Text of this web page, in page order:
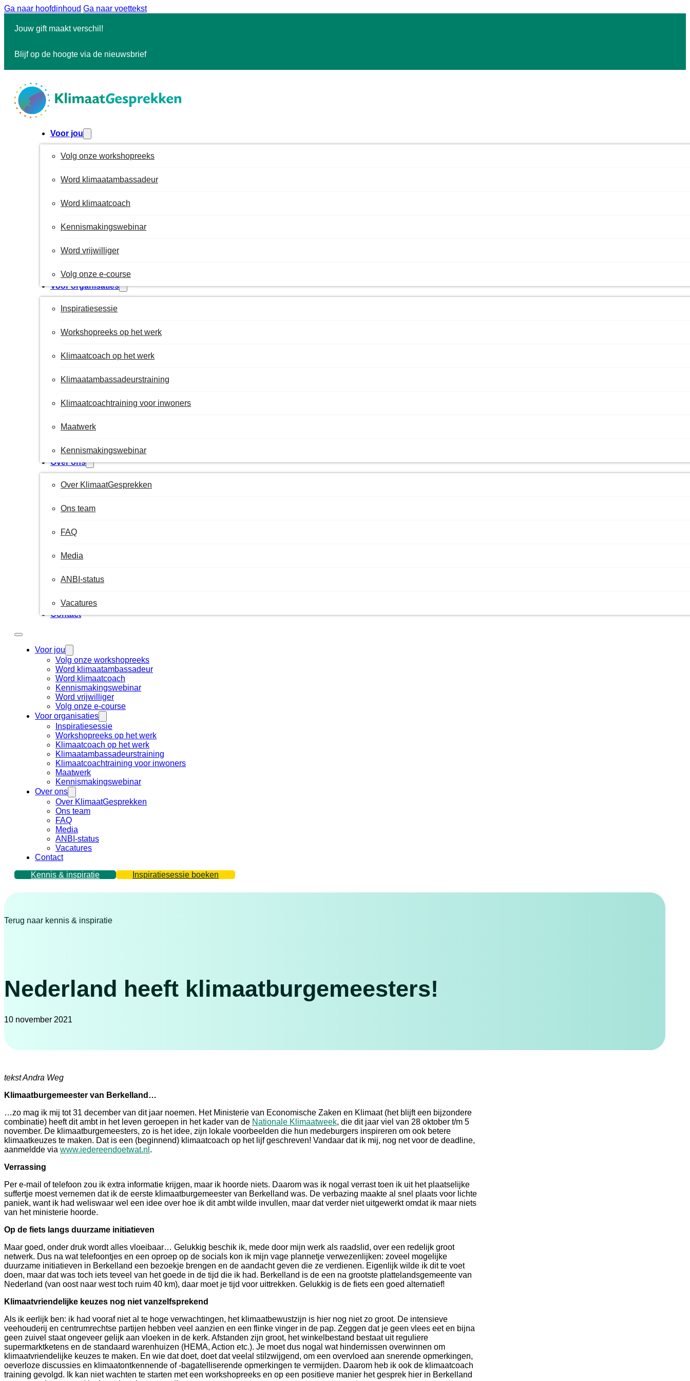
Ga naar hoofdinhoud Ga naar voettekst
Jouw gift maakt verschil!
Blijf op de hoogte via de nieuwsbrief
Voor jou
Volg onze workshopreeks
Word klimaatambassadeur
Word klimaatcoach
Kennismakingswebinar
Word vrijwilliger
Volg onze e-course
Voor organisaties
Inspiratiesessie
Workshopreeks op het werk
Klimaatcoach op het werk
Klimaatambassadeurstraining
Klimaatcoachtraining voor inwoners
Maatwerk
Kennismakingswebinar
Over ons
Over KlimaatGesprekken
Ons team
FAQ
Media
ANBI-status
Vacatures
Contact
Voor jou
Volg onze workshopreeks
Word klimaatambassadeur
Word klimaatcoach
Kennismakingswebinar
Word vrijwilliger
Volg onze e-course
Voor organisaties
Inspiratiesessie
Workshopreeks op het werk
Klimaatcoach op het werk
Klimaatambassadeurstraining
Klimaatcoachtraining voor inwoners
Maatwerk
Kennismakingswebinar
Over ons
Over KlimaatGesprekken
Ons team
FAQ
Media
ANBI-status
Vacatures
Contact
Kennis & inspiratie
Inspiratiesessie boeken
Terug naar kennis & inspiratie
Nederland heeft klimaatburgemeesters!
10 november 2021
tekst Andra Weg
Klimaatburgemeester van Berkelland…
…zo mag ik mij tot 31 december van dit jaar noemen. Het Ministerie van Economische Zaken en Klimaat (het blijft een bijzondere
combinatie) heeft dit ambt in het leven geroepen in het kader van de Nationale Klimaatweek, die dit jaar viel van 28 oktober t/m 5
november. De klimaatburgemeesters, zo is het idee, zijn lokale voorbeelden die hun medeburgers inspireren om ook betere
klimaatkeuzes te maken. Dat is een (beginnend) klimaatcoach op het lijf geschreven! Vandaar dat ik mij, nog net voor de deadline,
aanmeldde via www.iedereendoetwat.nl .
Verrassing
Per e-mail of telefoon zou ik extra informatie krijgen, maar ik hoorde niets. Daarom was ik nogal verrast toen ik uit het plaatselijke
suffertje moest vernemen dat ik de eerste klimaatburgemeester van Berkelland was. De verbazing maakte al snel plaats voor lichte
paniek, want ik had weliswaar wel een idee over hoe ik dit ambt wilde invullen, maar dat verder niet uitgewerkt omdat ik maar niets
van het ministerie hoorde.
Op de fiets langs duurzame initiatieven
Maar goed, onder druk wordt alles vloeibaar… Gelukkig beschik ik, mede door mijn werk als raadslid, over een redelijk groot
netwerk. Dus na wat telefoontjes en een oproep op de socials kon ik mijn vage plannetje verwezenlijken: zoveel mogelijke
duurzame initiatieven in Berkelland een bezoekje brengen en de aandacht geven die ze verdienen. Eigenlijk wilde ik dit te voet
doen, maar dat was toch iets teveel van het goede in de tijd die ik had. Berkelland is de een na grootste plattelandsgemeente van
Nederland (van oost naar west toch ruim 40 km), daar moet je tijd voor uittrekken. Gelukkig is de fiets een goed alternatief!
Klimaatvriendelijke keuzes nog niet vanzelfsprekend
Als ik eerlijk ben: ik had vooraf niet al te hoge verwachtingen, het klimaatbewustzijn is hier nog niet zo groot. De intensieve
veehouderij en centrumrechtse partijen hebben veel aanzien en een flinke vinger in de pap. Zeggen dat je geen vlees eet en bijna
geen zuivel staat ongeveer gelijk aan vloeken in de kerk. Afstanden zijn groot, het winkelbestand bestaat uit reguliere
supermarktketens en de standaard warenhuizen (HEMA, Action etc.). Je moet dus nogal wat hindernissen overwinnen om
klimaatvriendelijke keuzes te maken. En wie dat doet, doet dat veelal stilzwijgend, om een overvloed aan snerende opmerkingen,
oeverloze discussies en klimaatontkennende of -bagatelliserende opmerkingen te vermijden. Daarom heb ik ook de klimaatcoach
training gevolgd. Ik kan niet wachten te starten met een workshopreeks en op een positieve manier het gesprek hier in Berkelland